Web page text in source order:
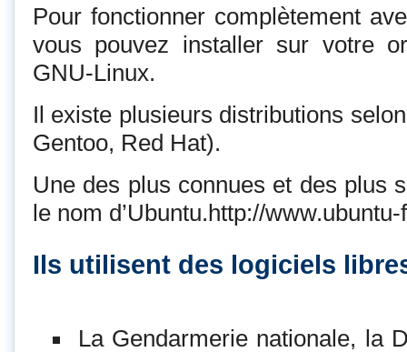
Pour fonctionner complètement
vous pouvez installer sur votre
GNU-Linux.
Il existe plusieurs distributions
Gentoo, Red Hat).
Une des plus connues et des plus
le nom d’Ubuntu.http://
Ils utilisent des logiciels
La Gendarmerie nationale, la